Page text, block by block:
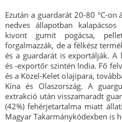
Ezután a guardarát 20-80 °C-
nedves állapotban
kivont gumit pogácsa,
forgalmazzák, de a félkész
és a guardarát is exportálják. A
és -exportőr szintén India. Fő
és a Közel-Kelet olajipara,
Kína és Olaszország. A
extrakció után visszamaradt
(42%) fehérjetartalma miatt
Magyar Takarmánykódexben is